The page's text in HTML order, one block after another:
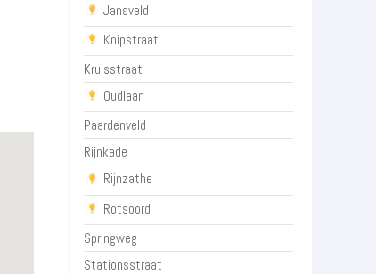
Jansveld
Knipstraat
Kruisstraat
Oudlaan
Paardenveld
Rijnkade
Rijnzathe
Rotsoord
Springweg
Stationsstraat